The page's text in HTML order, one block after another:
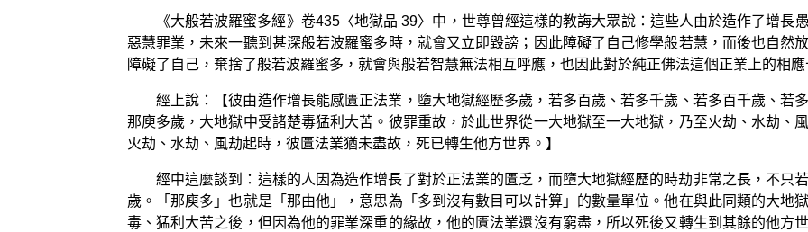
《大般若波羅蜜多經》卷435〈地獄品 39〉中，世尊曾經這樣的教誨大眾說：這些人由於造作了增長
惡慧罪業，未來一聽到甚深般若波羅蜜多時，就會又立即毀謗；因此障礙了自己修學般若慧，而後也自然
障礙了自己，棄捨了般若波羅蜜多，就會與般若智慧無法相互呼應，也因此對於純正佛法這個正業上的相
經上說：【彼由造作增長能感匱正法業，墮大地獄經歷多歲，若多百歲、若多千歲、若多百千歲、
那庾多歲，大地獄中受諸楚毒猛利大苦。彼罪重故，於此世界從一大地獄至一大地獄，乃至火劫、水劫、
火劫、水劫、風劫起時，彼匱法業猶未盡故，死已轉生他方世界。】
經中這麼談到：這樣的人因為造作增長了對於正法業的匱乏，而墮大地獄經歷的時劫非常之長，不只
歲。「那庾多」也就是「那由他」，意思為「多到沒有數目可以計算」的數量單位。他在與此同類的大地
毒、猛利大苦之後，但因為他的罪業深重的緣故，他的匱法業還沒有窮盡，所以死後又轉生到其餘的他方